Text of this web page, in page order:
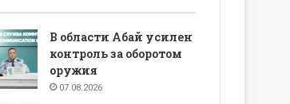
В области Абай усилен
контроль за оборотом
оружия
07.08.2026